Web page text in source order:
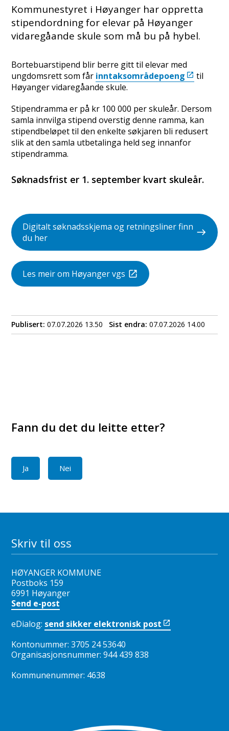
Kommunestyret i Høyanger har oppretta
stipendordning for elevar på Høyanger
vidaregåande skule som må bu på hybel.
Bortebuarstipend blir berre gitt til elevar med
ungdomsrett som får inntaksområdepoeng
til
Høyanger vidaregåande skule.
Stipendramma er på kr 100 000 per skuleår. Dersom
samla innvilga stipend overstig denne ramma, kan
stipendbeløpet til den enkelte søkjaren bli redusert
slik at den samla utbetalinga held seg innanfor
stipendramma.
Søknadsfrist er 1. september kvart skuleår.
Digitalt søknadsskjema og retningsliner finn
du her
Les meir om Høyanger vgs
Publisert 07.07.2026 13.50 Sist endra 07.07.2026 14.00
Fann du det du leitte etter?
Ja Nei
Skriv til oss
HØYANGER KOMMUNE
Postboks 159
6991 Høyanger
Send e-post
eDialog: send sikker elektronisk post
Kontonummer: 3705 24 53640
Organisasjonsnummer: 944 439 838
Kommunenummer: 4638